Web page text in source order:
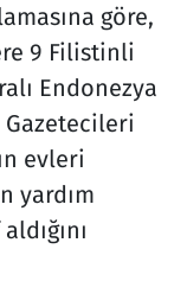
göre,
9 Filistinli
Endonezya
Gazetecileri
evleri
yardım